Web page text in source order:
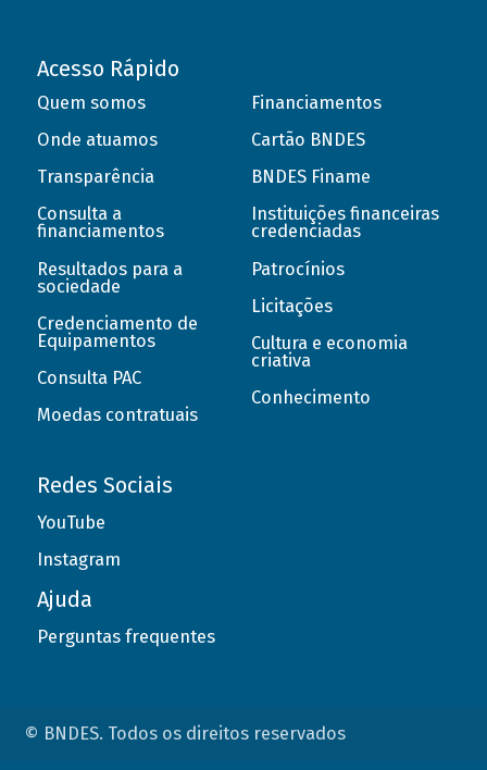
Acesso Rápido
Quem somos
Onde atuamos
Transparência
Consulta a
financiamentos
Resultados para a
sociedade
Credenciamento de
Equipamentos
Consulta PAC
Moedas contratuais
Financiamentos
Cartão BNDES
BNDES Finame
Instituições financeiras
credenciadas
Patrocínios
Licitações
Cultura e economia
criativa
Conhecimento
Redes Sociais
YouTube
Instagram
Ajuda
Perguntas frequentes
© BNDES. Todos os direitos reservados